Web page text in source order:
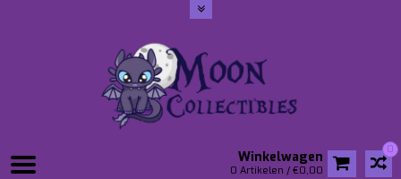
0
Winkelwagen
0 Artikelen / €0,00